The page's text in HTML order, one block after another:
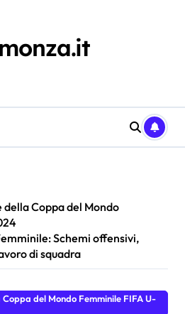
Coppa del Mondo
Schemi offensivi,
di squadra
del Mondo Femminile FIFA U-